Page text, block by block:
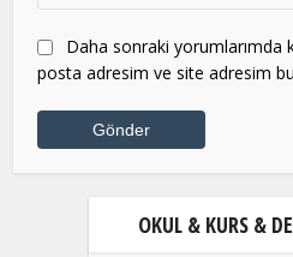
Daha sonraki yorumlarımda
posta adresim ve site adresim bu
OKUL & KURS &